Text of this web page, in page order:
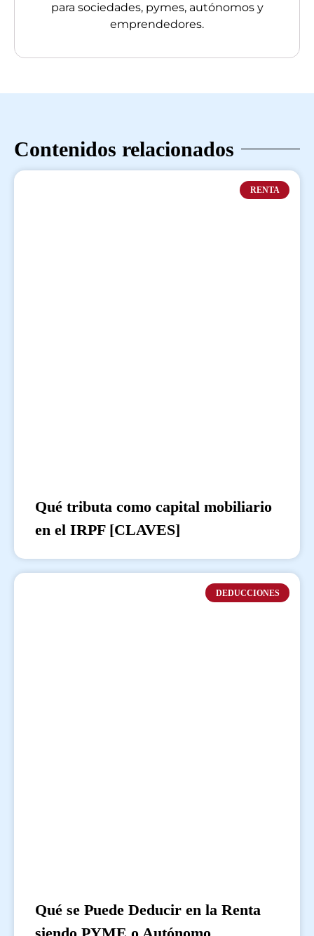
para sociedades, pymes, autónomos y
emprendedores.
Contenidos relacionados
RENTA
Qué tributa como capital mobiliario
en el IRPF [CLAVES]
DEDUCCIONES
Qué se Puede Deducir en la Renta